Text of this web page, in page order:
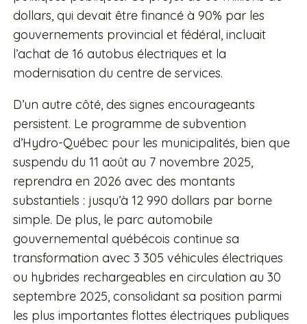
dollars, qui devait être financé à 90% par les
gouvernements provincial et fédéral, incluait
l’achat de 16 autobus électriques et la
modernisation du centre de services.
D’un autre côté, des signes encourageants
persistent. Le programme de subvention
d’Hydro-Québec pour les municipalités, bien que
suspendu du 11 août au 7 novembre 2025,
reprendra en 2026 avec des montants
substantiels : jusqu’à 12 990 dollars par borne
simple. De plus, le parc automobile
gouvernemental québécois continue sa
transformation avec 3 305 véhicules électriques
ou hybrides rechargeables en circulation au 30
septembre 2025, consolidant sa position parmi
les plus importantes flottes électriques publiques